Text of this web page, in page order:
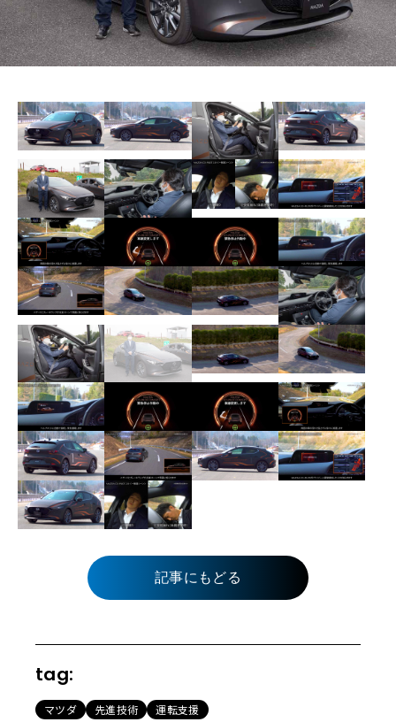
記事にもどる
tag:
マツダ 先進技術 運転支援